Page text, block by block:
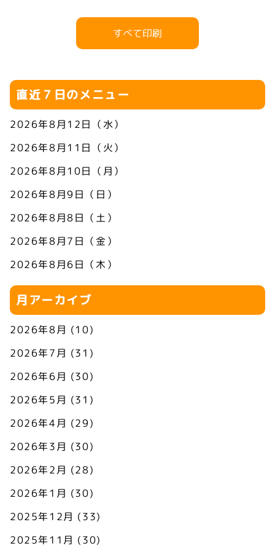
すべて印刷
直近７日のメニュー
2026年8月12日（水）
2026年8月11日（火）
2026年8月10日（月）
2026年8月9日（日）
2026年8月8日（土）
2026年8月7日（金）
2026年8月6日（木）
月アーカイブ
2026年8月 (10)
2026年7月 (31)
2026年6月 (30)
2026年5月 (31)
2026年4月 (29)
2026年3月 (30)
2026年2月 (28)
2026年1月 (30)
2025年12月 (33)
2025年11月 (30)